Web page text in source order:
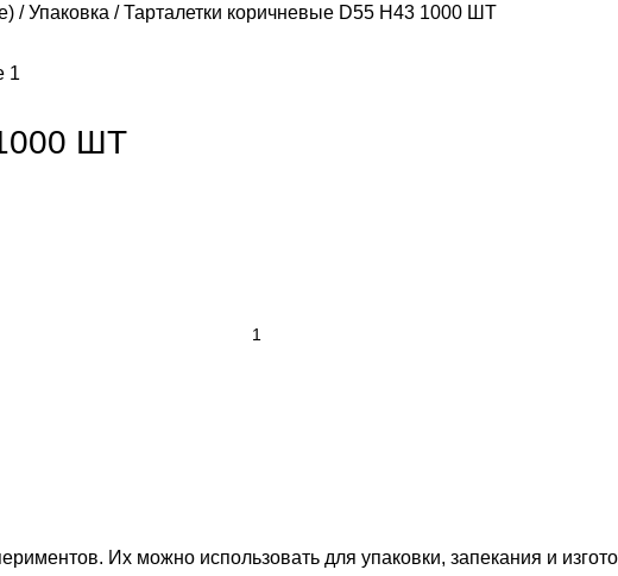
Упаковка
Тарталетки коричневые D55 H43 1000 ШТ
ШТ
Их можно использовать для упаковки, запекания и